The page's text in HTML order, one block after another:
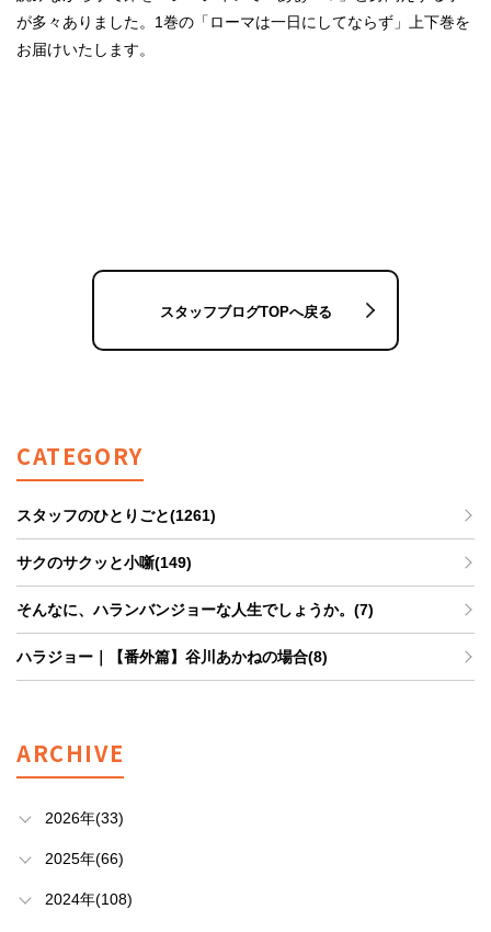
が多々ありました。1巻の「ローマは一日にしてならず」上下巻を
お届けいたします。
スタッフブログTOPへ戻る
CATEGORY
スタッフのひとりごと(1261)
サクのサクッと小噺(149)
そんなに、ハランバンジョーな人生でしょうか。(7)
ハラジョー｜【番外篇】谷川あかねの場合(8)
ARCHIVE
2026年(33)
2025年(66)
2024年(108)